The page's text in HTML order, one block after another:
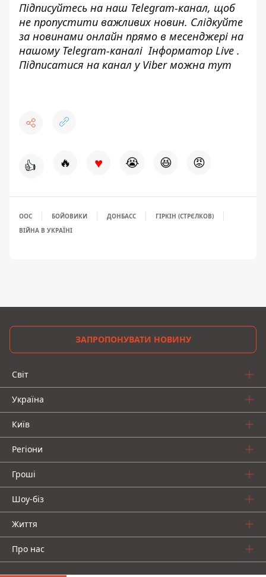
Підписуйтесь на наш Telegram-канал, щоб
не пропустити важливих новин. Слідкуйте
за новинами онлайн прямо в месенджері на
нашому Telegram-каналіІнформатор Live .
Підписатися на канал у Viber можна тут
👍 🔥 ♥ 😭 😆 😡
ООС БОЙОВИКИ ДОНБАСС
ГІРКІН (СТРЄЛКОВ)
ВІЙНА В УКРАЇНІ
ЗАПРОПОНУВАТИ НОВИНУ
Світ
Україна
Київ
Регіони
Гроші
Шоу-біз
Життя
Про нас